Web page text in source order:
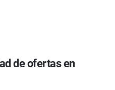
de ofertas en